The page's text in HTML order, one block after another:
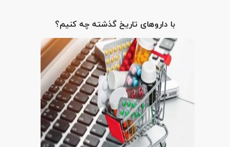
با داروهای تاریخ گذشته چه کنیم؟